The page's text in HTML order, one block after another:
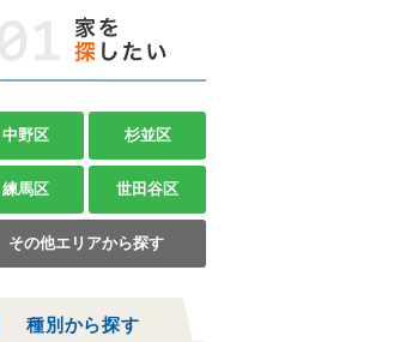
中野区 杉並区
練馬区 世田谷区
その他エリアから探す
種別から探す